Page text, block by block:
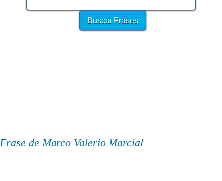
Frase de Marco Valerio Marcial